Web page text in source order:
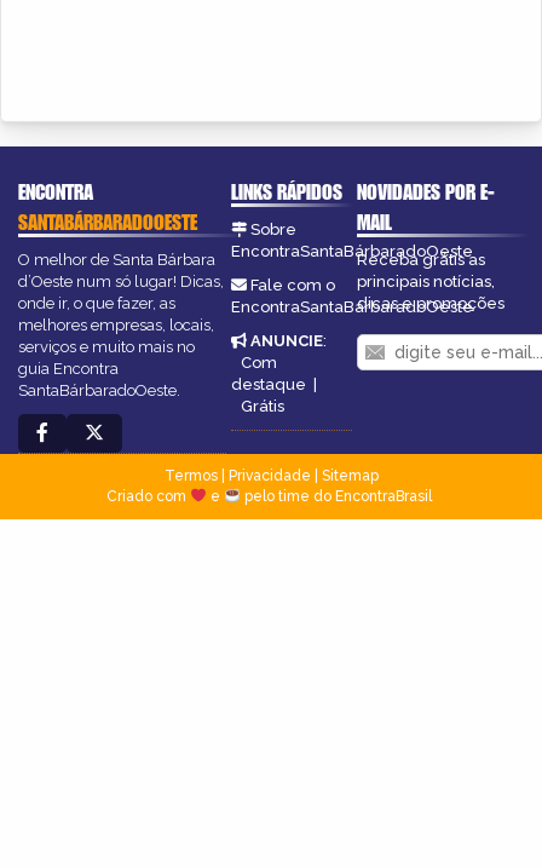
ENCONTRA
SANTABÁRBARADOOESTE
O melhor de Santa Bárbara
d’Oeste num só lugar! Dicas,
onde ir, o que fazer, as
melhores empresas, locais,
serviços e muito mais no
guia Encontra
SantaBárbaradoOeste.
LINKS RÁPIDOS
Sobre
EncontraSantaBárbaradoOeste
Fale com o
EncontraSantaBárbaradoOeste
ANUNCIE:
Com
destaque |
Grátis
NOVIDADES POR E-
MAIL
Receba grátis as
principais notícias,
dicas e promoções
Termos| Privacidade
Sitemap
Criado com
e pelo time do EncontraBrasil